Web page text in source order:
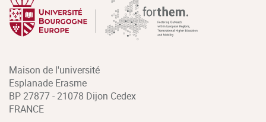
Maison de l'université
Esplanade Erasme
BP 27877 - 21078 Dijon Cedex
FRANCE